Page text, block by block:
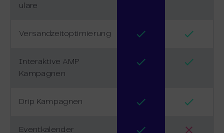
ulare
Versandzeitoptimierung
Interaktive AMP
Kampagnen
Drip Kampagnen
Eventkalender